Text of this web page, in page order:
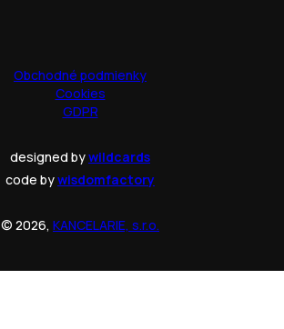
Obchodné podmienky
Cookies
GDPR
designed bywildcards
code bywisdomfactory
© 2026, KANCELARIE, s.r.o.